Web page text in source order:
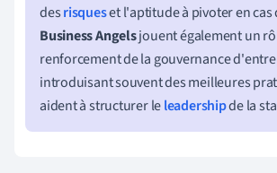
desrisqueset l'aptitude à pivoter en cas
Business Angelsjouent également un
renforcement de la gouvernance
introduisant souvent des meilleures
aident à structurer leleadershipde la